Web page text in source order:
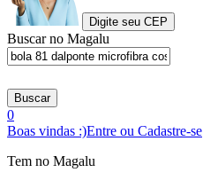
Digite seu CEP
Buscar no Magalu
Buscar
0
Boas vindas :)Entre ou Cadastre-se
Tem no Magalu